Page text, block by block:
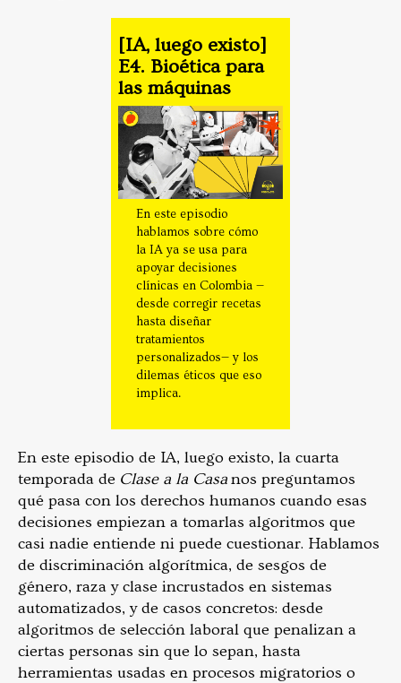
[IA, luego existo]
E4. Bioética para
las máquinas
En este episodio
hablamos sobre cómo
la IA ya se usa para
apoyar decisiones
clínicas en Colombia —
desde corregir recetas
hasta diseñar
tratamientos
personalizados— y los
dilemas éticos que eso
implica.
En este episodio de IA, luego existo, la cuarta
temporada de Clase a la Casanos preguntamos
qué pasa con los derechos humanos cuando esas
decisiones empiezan a tomarlas algoritmos que
casi nadie entiende ni puede cuestionar. Hablamos
de discriminación algorítmica, de sesgos de
género, raza y clase incrustados en sistemas
automatizados, y de casos concretos: desde
algoritmos de selección laboral que penalizan a
ciertas personas sin que lo sepan, hasta
herramientas usadas en procesos migratorios o